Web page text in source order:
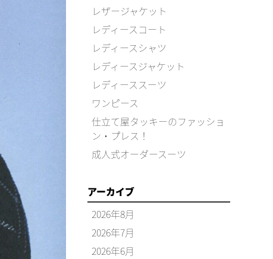
レザージャケット
レディースコート
レディースシャツ
レディースジャケット
レディーススーツ
ワンピース
仕立て屋タッキーのファッショ
ン・プレス！
成人式オーダースーツ
アーカイブ
2026年8月
2026年7月
2026年6月